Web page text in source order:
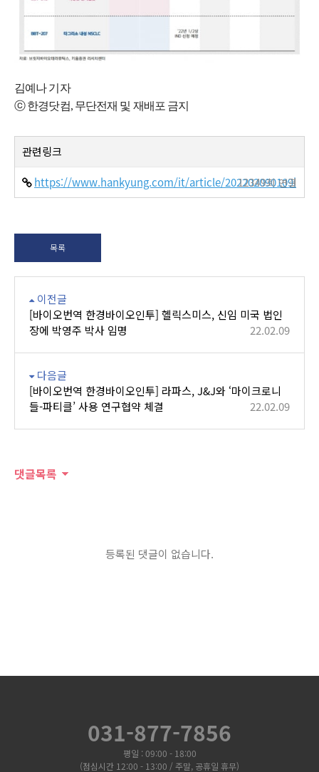
김예나 기자
ⓒ 한경닷컴, 무단전재 및 재배포 금지
관련링크
https://www.hankyung.com/it/article/202202090109i
12349회 연결
목록
이전글
[바이오번역 한경바이오인투] 헬릭스미스, 신임 미국 법인
장에 박영주 박사 임명
22.02.09
다음글
[바이오번역 한경바이오인투] 라파스, J&J와 ‘마이크로니
들-파티클’ 사용 연구협약 체결
22.02.09
댓글목록
등록된 댓글이 없습니다.
031-877-7856
평일 : 09:00 - 18:00
(점심시간 12:00 - 13:00 / 주말, 공휴일 휴무)